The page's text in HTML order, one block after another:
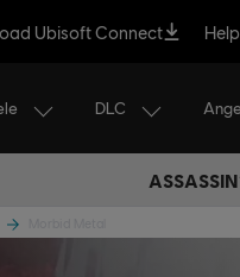
Ubisoft Connect Help
DLC